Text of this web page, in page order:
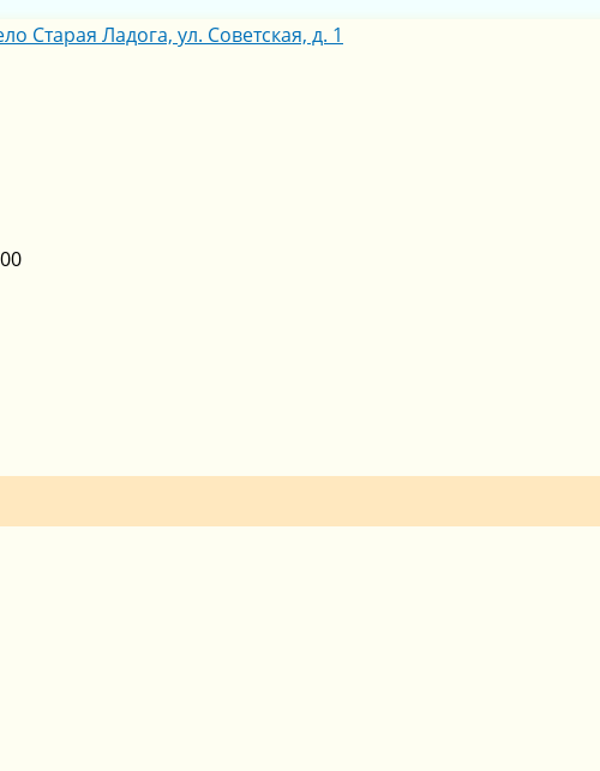
Старая Ладога, ул. Советская, д. 1